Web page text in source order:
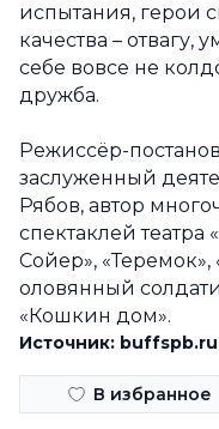
испытания, герои
качества – отвагу,
себе вовсе не
дружба.
Режиссёр-
заслуженный
Рябов, автор
спектаклей театра
Сойер»,
оловянный
«Кошкин дом».
Источник: buffspb.ru
В избранное